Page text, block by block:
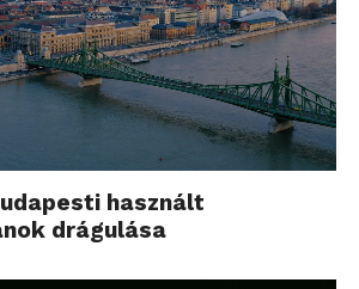
használt
drágulása